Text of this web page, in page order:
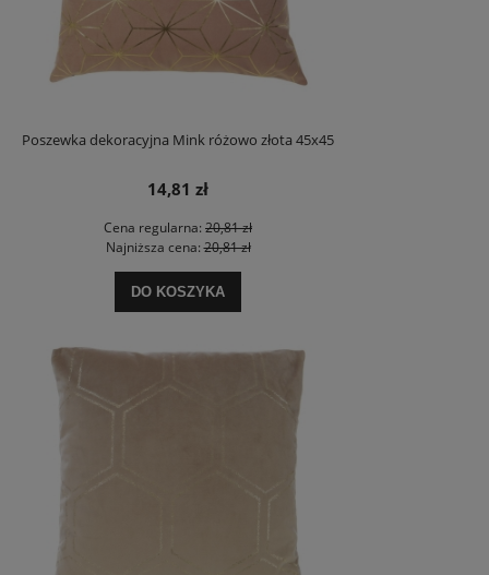
Poszewka dekoracyjna Mink różowo złota 45x45
14,81 zł
Cena regularna: 20,81 zł
Najniższa cena:20,81 zł
DO KOSZYKA